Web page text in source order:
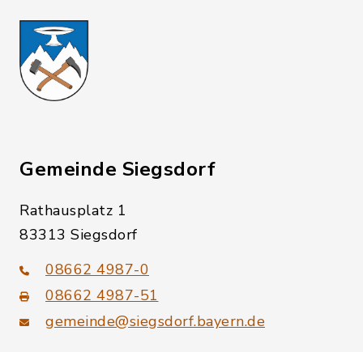
Gemeinde Siegsdorf
Rathausplatz 1
83313 Siegsdorf
08662 4987-0
08662 4987-51
gemeinde@siegsdorf.bayern.de